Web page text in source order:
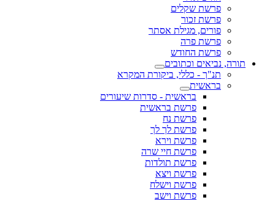
פרשת שקלים
פרשת זכור
פורים, מגילת אסתר
פרשת פרה
פרשת החודש
תורה, נביאים וכתובים
תנ"ך - כללי, ביקורת המקרא
בראשית
בראשית - סדרות שיעורים
פרשת בראשית
פרשת נח
פרשת לך לך
פרשת וירא
פרשת חיי שרה
פרשת תולדות
פרשת ויצא
פרשת וישלח
פרשת וישב